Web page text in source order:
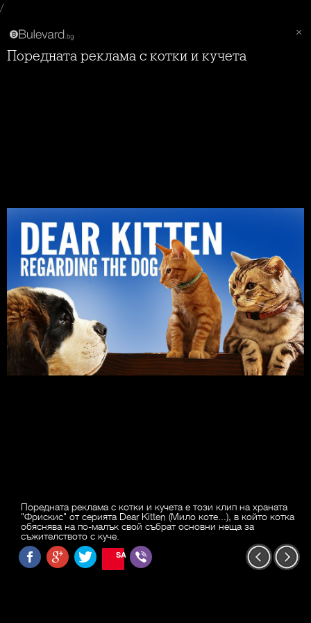
/
Поредната реклама с котки и кучета
Поредната реклама с котки и кучета е този клип на храната
"Фрискис" от серията Dear Kitten (Мило коте...), в който котка
обяснява на по-малък свой събрат основни неща за
съжителството с куче.
SAVE